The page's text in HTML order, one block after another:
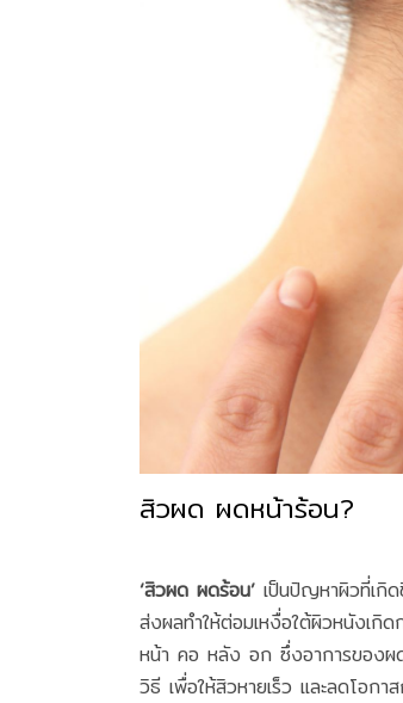
สิวผด ผดหน้าร้อน?
‘สิวผด ผดร้อน’ เป็นปัญหาผิวที่เกิ
ส่งผลทำให้ต่อมเหงื่อใต้ผิวหนังเกิ
หน้า คอ หลัง อก ซึ่งอาการของผด
วิธี เพื่อให้สิวหายเร็ว และลดโอกา